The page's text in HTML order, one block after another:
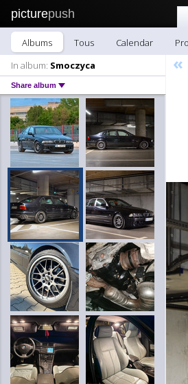
picturepush
Albums Tous Calendar
In album: Smoczyca
Share album
«